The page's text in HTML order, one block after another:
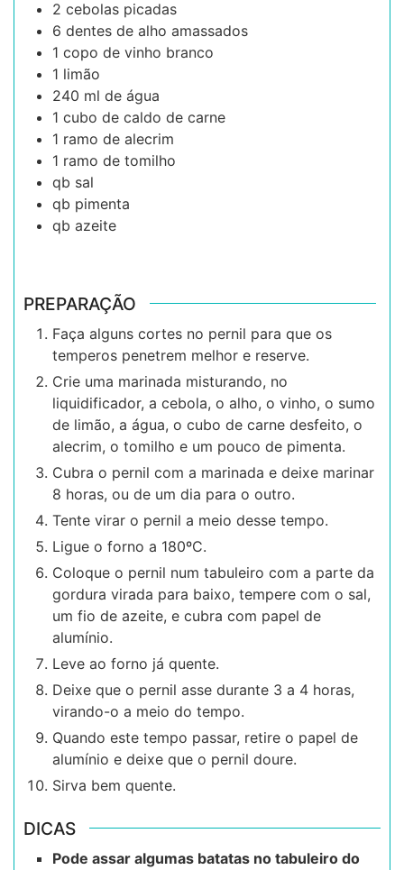
2 cebolas picadas
6 dentes de alho amassados
1 copo de vinho branco
1 limão
240 ml de água
1 cubo de caldo de carne
1 ramo de alecrim
1 ramo de tomilho
qb sal
qb pimenta
qb azeite
PREPARAÇÃO
Faça alguns cortes no pernil para que os
temperos penetrem melhor e reserve.
Crie uma marinada misturando, no
liquidificador, a cebola, o alho, o vinho, o sumo
de limão, a água, o cubo de carne desfeito, o
alecrim, o tomilho e um pouco de pimenta.
Cubra o pernil com a marinada e deixe marinar
8 horas, ou de um dia para o outro.
Tente virar o pernil a meio desse tempo.
Ligue o forno a 180ºC.
Coloque o pernil num tabuleiro com a parte da
gordura virada para baixo, tempere com o sal,
um fio de azeite, e cubra com papel de
alumínio.
Leve ao forno já quente.
Deixe que o pernil asse durante 3 a 4 horas,
virando-o a meio do tempo.
Quando este tempo passar, retire o papel de
alumínio e deixe que o pernil doure.
Sirva bem quente.
DICAS
Pode assar algumas batatas no tabuleiro do